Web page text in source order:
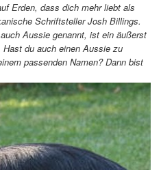
Erden, dass dich mehr liebt als
Schriftsteller Josh Billings.
Aussie genannt, ist ein äußerst
du auch einen Aussie zu
passenden Namen? Dann bist